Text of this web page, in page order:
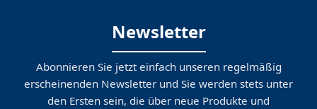
Newsletter
Abonnieren Sie jetzt einfach unseren regelmäßig
erscheinenden Newsletter und Sie werden stets unter
den Ersten sein, die über neue Produkte und